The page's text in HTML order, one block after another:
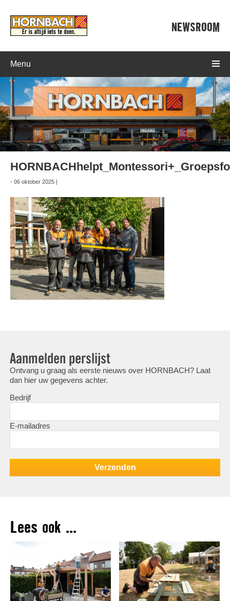
NEWSROOM
Menu
- 06 oktober 2025 |
Aanmelden perslijst
Ontvang u graag als eerste nieuws over HORNBACH? Laat
dan hier uw gegevens achter.
Bedrijf
E-mailadres
Lees ook ...